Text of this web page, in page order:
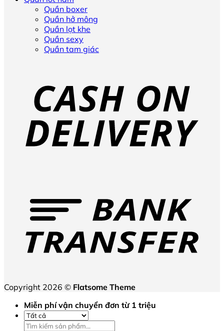
Quần boxer
Quần hở mông
Quần lọt khe
Quần sexy
Quần tam giác
Copyright 2026 © Flatsome Theme
Miễn phí vận chuyển đơn từ 1 triệu
Tìm